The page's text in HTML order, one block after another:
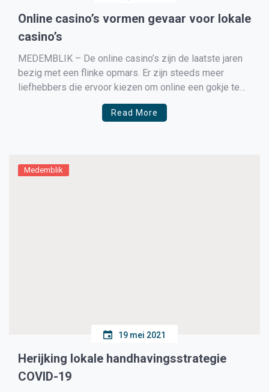
Online casino’s vormen gevaar voor lokale
casino’s
MEDEMBLIK – De online casino’s zijn de laatste jaren
bezig met een flinke opmars. Er zijn steeds meer
liefhebbers die ervoor kiezen om online een gokje te
wagen. In oktober 2021 zal online gokken legaal
worden in Nederland, wat desastreuze gevolgen kan
Read More
Medemblik
19 mei 2021
Herijking lokale handhavingsstrategie
COVID-19